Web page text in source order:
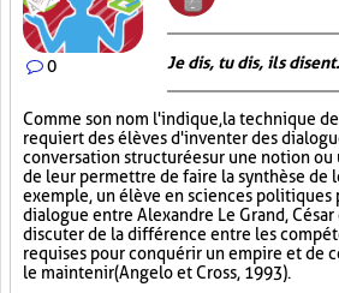
0 Je dis, tu dis, ils
Comme son nom l'indique, la technique
requiert des élèves d'inventer des
conversation structurée sur une notion
de leur permettre de faire la synthèse de
exemple, un élève en sciences
dialogue entre Alexandre Le Grand,
discuter de la différence entre les
requises pour conquérir un empire et de
le maintenir (Angelo et Cross, 1993).